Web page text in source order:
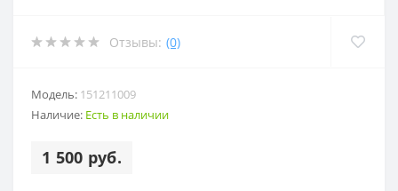
Отзывы: (0)
Модель: 151211009
Наличие: Есть в наличии
1 500 руб.